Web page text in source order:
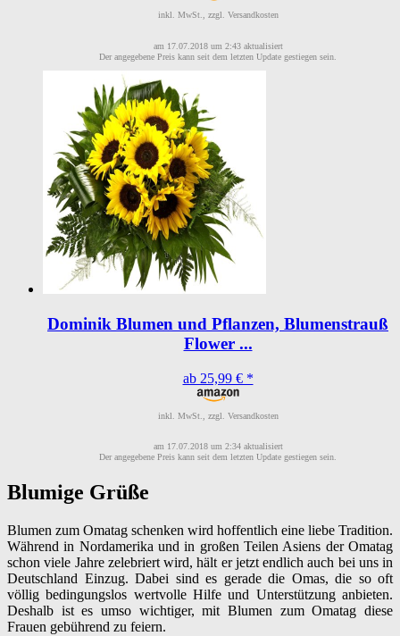
inkl. MwSt., zzgl. Versandkosten
am 17.07.2018 um 2:43 aktualisiert
Der angegebene Preis kann seit dem letzten Update gestiegen sein.
Dominik Blumen und Pflanzen, Blumenstrauß
Flower ...
ab 25,99 € *
inkl. MwSt., zzgl. Versandkosten
am 17.07.2018 um 2:34 aktualisiert
Der angegebene Preis kann seit dem letzten Update gestiegen sein.
Blumige Grüße
Blumen zum Omatag schenken wird hoffentlich eine liebe Tradition.
Während in Nordamerika und in großen Teilen Asiens der Omatag
schon viele Jahre zelebriert wird, hält er jetzt endlich auch bei uns in
Deutschland Einzug. Dabei sind es gerade die Omas, die so oft
völlig bedingungslos wertvolle Hilfe und Unterstützung anbieten.
Deshalb ist es umso wichtiger, mit Blumen zum Omatag diese
Frauen gebührend zu feiern.